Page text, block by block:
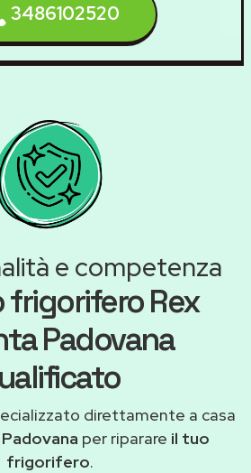
3486102520
e competenza
frigorifero Rex
Padovana
direttamente a casa
per riparare il tuo
frigorifero.